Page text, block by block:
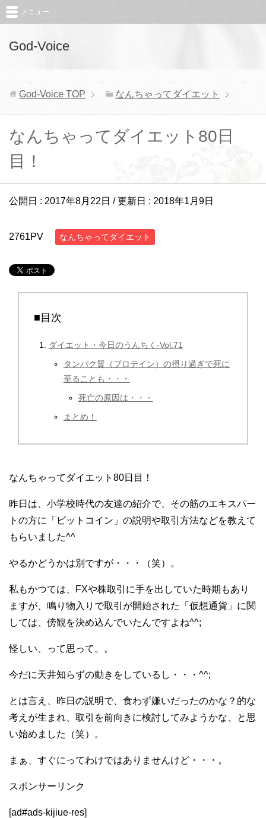
God-Voice
メニュー
God-Voice TOP なんちゃってダイエット
なんちゃってダイエット80日
目！
公開日 : 2017年8月22日 / 更新日 : 2018年1月9日
2761PV なんちゃってダイエット
■目次
ダイエット・今日のうんちく-Vol.71
タンパク質（プロテイン）の摂り過ぎで死に
至ることも・・・
死亡の原因は・・・
まとめ！
なんちゃってダイエット80日目！
昨日は、小学校時代の友達の紹介で、その筋のエキスパー
トの方に「ビットコイン」の説明や取引方法などを教えて
もらいました^^
やるかどうかは別ですが・・・（笑）。
私もかつては、FXや株取引に手を出していた時期もあり
ますが、鳴り物入りで取引が開始された「仮想通貨」に関
しては、傍観を決め込んでいたんですよね^^;
怪しい、って思って。。
今だに天井知らずの動きをしているし・・・^^;
とは言え、昨日の説明で、食わず嫌いだったのかな？的な
考えが生まれ、取引を前向きに検討してみようかな、と思
い始めました（笑）。
まぁ、すぐにってわけではありませんけど・・・。
スポンサーリンク
[ad#ads-kijiue-res]